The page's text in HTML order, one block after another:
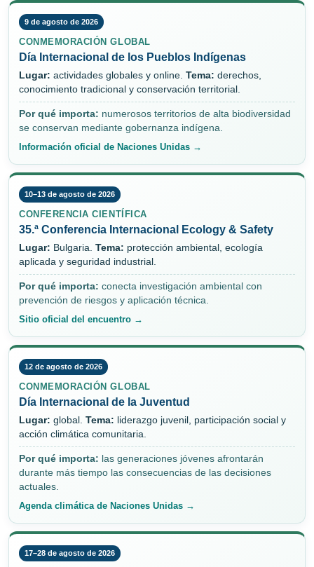
9 de agosto de 2026
CONMEMORACIÓN GLOBAL
Día Internacional de los Pueblos Indígenas
Lugar: actividades globales y online. Tema: derechos,
conocimiento tradicional y conservación territorial.
Por qué importa: numerosos territorios de alta biodiversidad
se conservan mediante gobernanza indígena.
Información oficial de Naciones Unidas →
10–13 de agosto de 2026
CONFERENCIA CIENTÍFICA
35.ª Conferencia Internacional Ecology & Safety
Lugar: Bulgaria. Tema: protección ambiental, ecología
aplicada y seguridad industrial.
Por qué importa: conecta investigación ambiental con
prevención de riesgos y aplicación técnica.
Sitio oficial del encuentro →
12 de agosto de 2026
CONMEMORACIÓN GLOBAL
Día Internacional de la Juventud
Lugar: global. Tema: liderazgo juvenil, participación social y
acción climática comunitaria.
Por qué importa: las generaciones jóvenes afrontarán
durante más tiempo las consecuencias de las decisiones
actuales.
Agenda climática de Naciones Unidas →
17–28 de agosto de 2026